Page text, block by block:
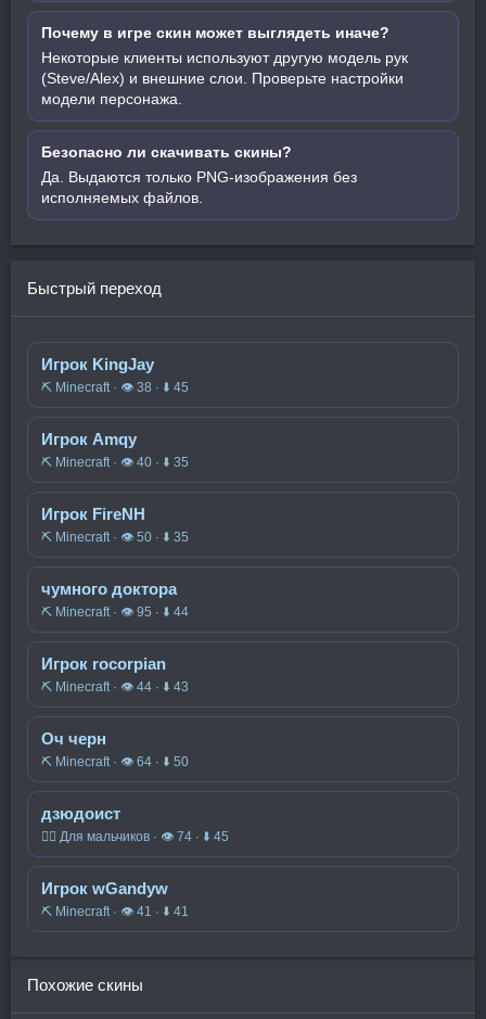
Почему в игре скин может выглядеть иначе?
Некоторые клиенты используют другую модель рук
(Steve/Alex) и внешние слои. Проверьте настройки
модели персонажа.
Безопасно ли скачивать скины?
Да. Выдаются только PNG-изображения без
исполняемых файлов.
Быстрый переход
Игрок KingJay
⛏️ Minecraft · 👁 38 · ⬇ 45
Игрок Amqy
⛏️ Minecraft · 👁 40 · ⬇ 35
Игрок FireNH
⛏️ Minecraft · 👁 50 · ⬇ 35
чумного доктора
⛏️ Minecraft · 👁 95 · ⬇ 44
Игрок rocorpian
⛏️ Minecraft · 👁 44 · ⬇ 43
Оч черн
⛏️ Minecraft · 👁 64 · ⬇ 50
дзюдоист
🧍‍♂️ Для мальчиков · 👁 74 · ⬇ 45
Игрок wGandyw
⛏️ Minecraft · 👁 41 · ⬇ 41
Похожие скины